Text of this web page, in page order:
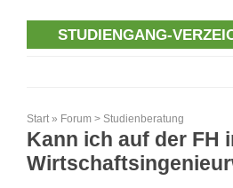
STUDIENGANG-
Start » Forum > Studienberatung
Kann ich auf der FH